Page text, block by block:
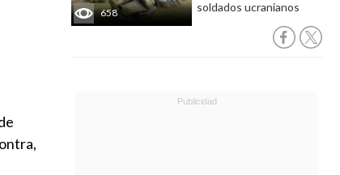
658
soldados ucranianos